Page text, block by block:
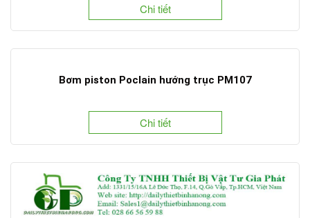
Chi tiết
Bơm piston Poclain hướng trục PM107
Chi tiết